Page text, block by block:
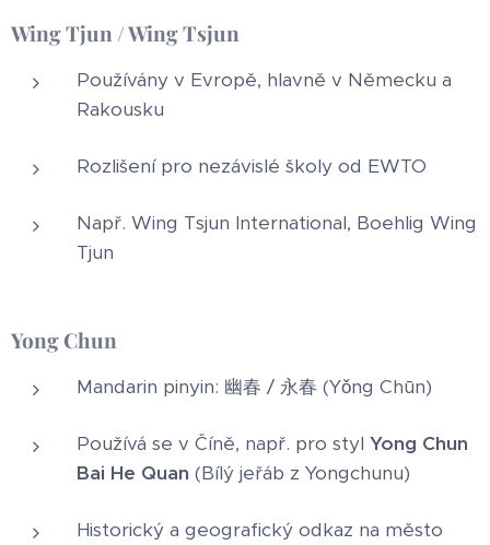
Wing Tjun / Wing Tsjun
Používány v Evropě, hlavně v Německu a
Rakousku
Rozlišení pro nezávislé školy od EWTO
Např. Wing Tsjun International, Boehlig Wing
Tjun
Yong Chun
Mandarin pinyin: 幽春 / 永春 (Yǒng Chūn)
Používá se v Číně, např. pro styl Yong Chun
Bai He Quan (Bílý jeřáb z Yongchunu)
Historický a geografický odkaz na město